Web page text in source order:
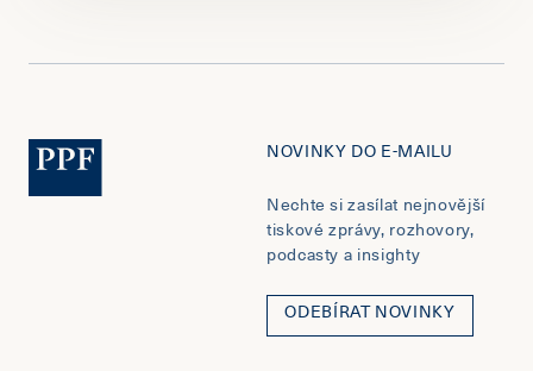
NOVINKY DO E-MAILU
Nechte si zasílat nejnovější
tiskové zprávy, rozhovory,
podcasty a insighty
ODEBÍRAT NOVINKY